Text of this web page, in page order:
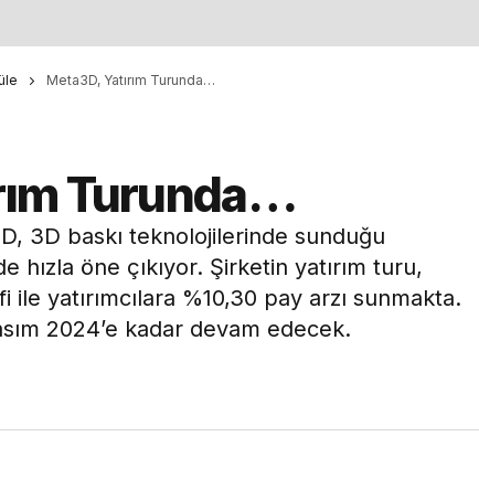
Meta3D, Yatırım Turunda…
Turunda…
3D baskı teknolojilerinde sunduğu
öne çıkıyor. Şirketin yatırım turu,
yatırımcılara %10,30 pay arzı sunmakta.
2024’e kadar devam edecek.